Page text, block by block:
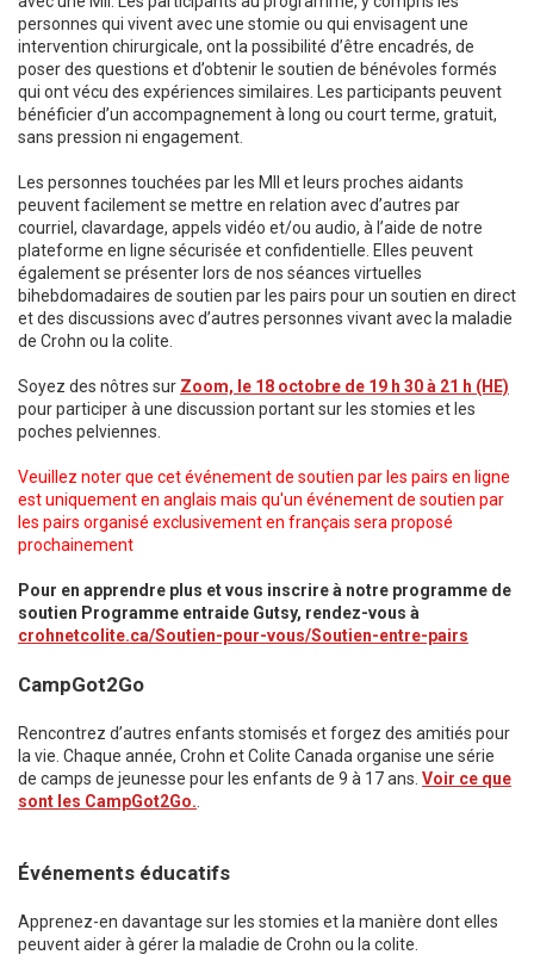
personnes qui vivent avec une stomie ou qui envisagent une
intervention chirurgicale, ont la possibilité d’être encadrés, de
poser des questions et d’obtenir le soutien de bénévoles formés
qui ont vécu des expériences similaires. Les participants peuvent
bénéficier d’un accompagnement à long ou court terme, gratuit,
sans pression ni engagement.
Les personnes touchées par les MII et leurs proches aidants
peuvent facilement se mettre en relation avec d’autres par
courriel, clavardage, appels vidéo et/ou audio, à l’aide de notre
plateforme en ligne sécurisée et confidentielle. Elles peuvent
également se présenter lors de nos séances virtuelles
bihebdomadaires de soutien par les pairs pour un soutien en direct
et des discussions avec d’autres personnes vivant avec la maladie
de Crohn ou la colite.
Soyez des nôtres sur Zoom, le 18 octobre de 19 h 30 à 21 h (HE)
pour participer à une discussion portant sur les stomies et les
poches pelviennes.
Veuillez noter que cet événement de soutien par les pairs en ligne
est uniquement en anglais mais qu'un événement de soutien par
les pairs organisé exclusivement en français sera proposé
prochainement
Pour en apprendre plus et vous inscrire à notre programme de
soutien Programme entraide Gutsy, rendez-vous à
crohnetcolite.ca/Soutien-pour-vous/Soutien-entre-pairs
CampGot2Go
Rencontrez d’autres enfants stomisés et forgez des amitiés pour
la vie. Chaque année, Crohn et Colite Canada organise une série
de camps de jeunesse pour les enfants de 9 à 17 ans. Voir ce que
sont les CampGot2Go.
Événements éducatifs
Apprenez-en davantage sur les stomies et la manière dont elles
peuvent aider à gérer la maladie de Crohn ou la colite.